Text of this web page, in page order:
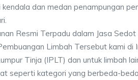
dan medan penampungan
Resmi Terpadu dalam Jasa Sedot
Limbah Tersebut kami di
Tinja (IPLT) dan untuk limbah
seperti kategori yang berbeda-